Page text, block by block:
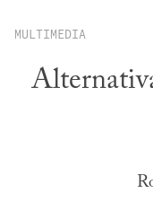
MULTIMEDIA